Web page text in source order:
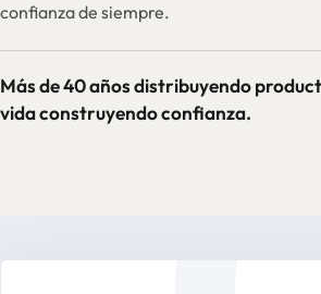
confianza de siempre.
Más de 40 años distribuyendo
vida construyendo confianza.